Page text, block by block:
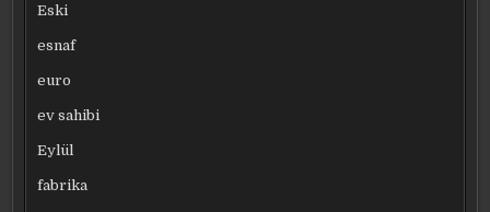
Eski
esnaf
euro
ev sahibi
Eylül
fabrika